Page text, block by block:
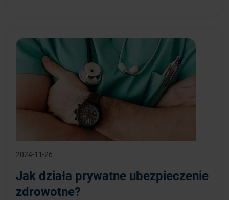
2024-11-26
Jak działa prywatne ubezpieczenie
zdrowotne?